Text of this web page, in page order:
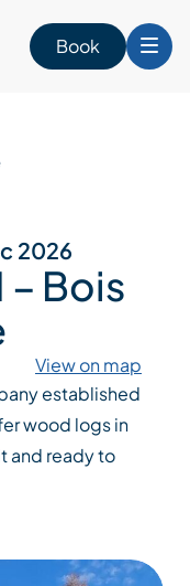
Book
2026
– Bois
View on map
established
wood logs in
and ready to